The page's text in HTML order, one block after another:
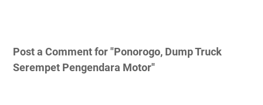
Post a Comment for "Ponorogo, Dump Truck
Serempet Pengendara Motor"